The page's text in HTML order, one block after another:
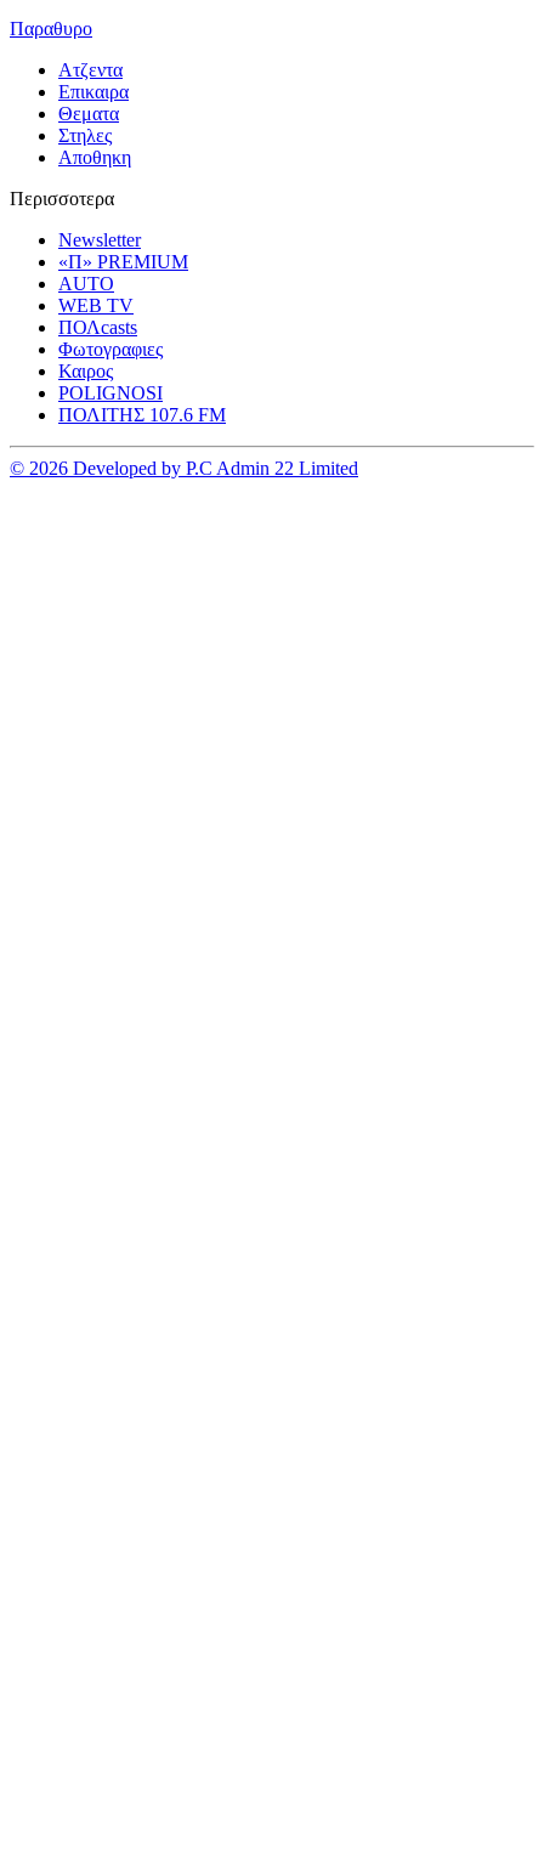
Παραθυρο
Ατζεντα
Επικαιρα
Θεματα
Στηλες
Αποθηκη
Περισσοτερα
Newsletter
«Π» PREMIUM
AUTO
WEB TV
ΠΟΛcasts
Φωτογραφιες
Καιρος
POLIGNOSI
ΠΟΛΙΤΗΣ 107.6 FM
© 2026 Developed by P.C Admin 22 Limited